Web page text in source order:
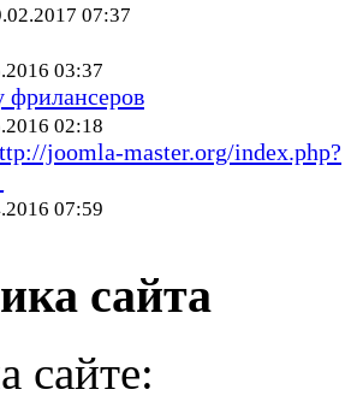
07:37
03:37
фрилансеров
02:18
joomla-master.org/index.php?
07:59
сайта
сайте: